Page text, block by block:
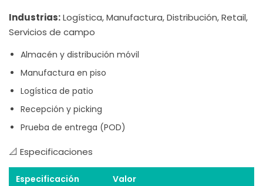
Industrias:Logística, Manufactura, Distribución, Retail,
Servicios de campo
Almacén y distribución móvil
Manufactura en piso
Logística de patio
Recepción y picking
Prueba de entrega (POD)
📐 Especificaciones
Especificación
Valor